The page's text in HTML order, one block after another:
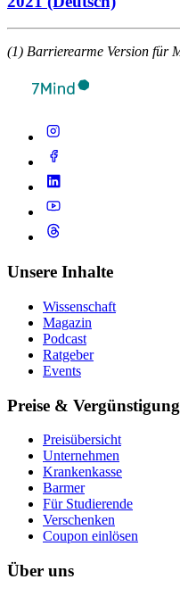
(1) Barrierearme Version für
Unsere Inhalte
Wissenschaft
Magazin
Podcast
Ratgeber
Events
Preise &
Preisübersicht
Unternehmen
Krankenkasse
Barmer
Für Studierende
Ver­schen­ken
Coupon einlösen
Über uns